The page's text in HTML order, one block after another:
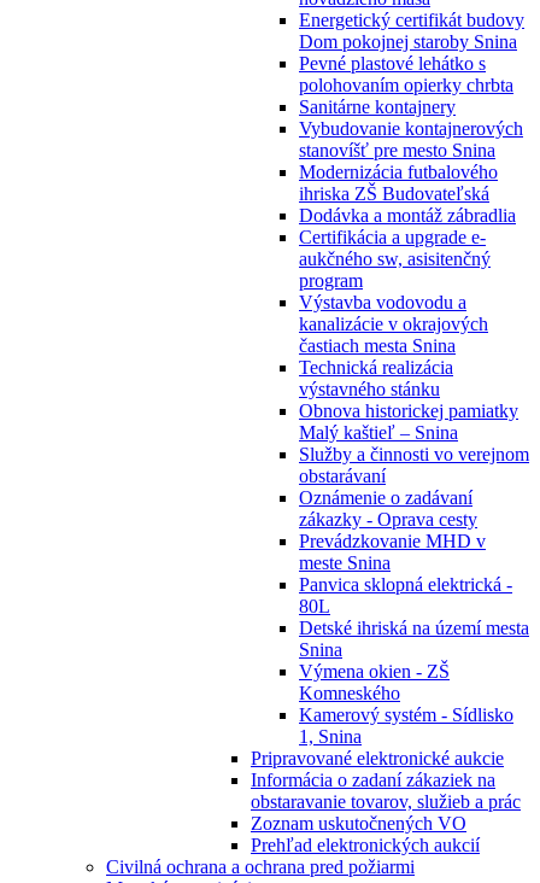
Energetický certifikát budovy
Dom pokojnej staroby Snina
Pevné plastové lehátko s
polohovaním opierky chrbta
Sanitárne kontajnery
Vybudovanie kontajnerových
stanovíšť pre mesto Snina
Modernizácia futbalového
ihriska ZŠ Budovateľská
Dodávka a montáž zábradlia
Certifikácia a upgrade e-
aukčného sw, asisitenčný
program
Výstavba vodovodu a
kanalizácie v okrajových
častiach mesta Snina
Technická realizácia
výstavného stánku
Obnova historickej pamiatky
Malý kaštieľ – Snina
Služby a činnosti vo verejnom
obstarávaní
Oznámenie o zadávaní
zákazky - Oprava cesty
Prevádzkovanie MHD v
meste Snina
Panvica sklopná elektrická -
80L
Detské ihriská na území mesta
Snina
Výmena okien - ZŠ
Komneského
Kamerový systém - Sídlisko
1, Snina
Pripravované elektronické aukcie
Informácia o zadaní zákaziek na
obstaravanie tovarov, služieb a prác
Zoznam uskutočnených VO
Prehľad elektronických aukcií
Civilná ochrana a ochrana pred požiarmi